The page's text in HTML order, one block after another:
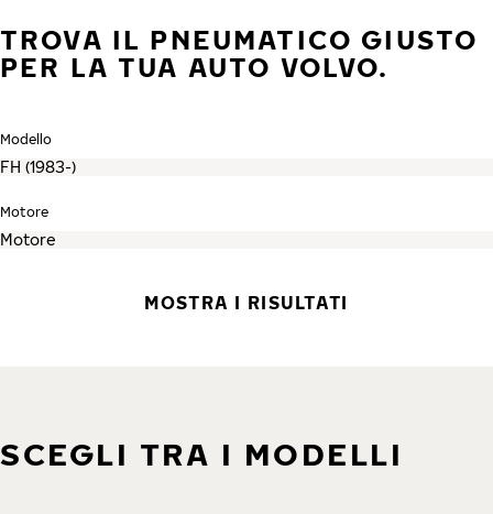
TROVA IL PNEUMATICO GIUSTO
PER LA TUA AUTO VOLVO.
Modello
Motore
MOSTRA I RISULTATI
SCEGLI TRA I MODELLI